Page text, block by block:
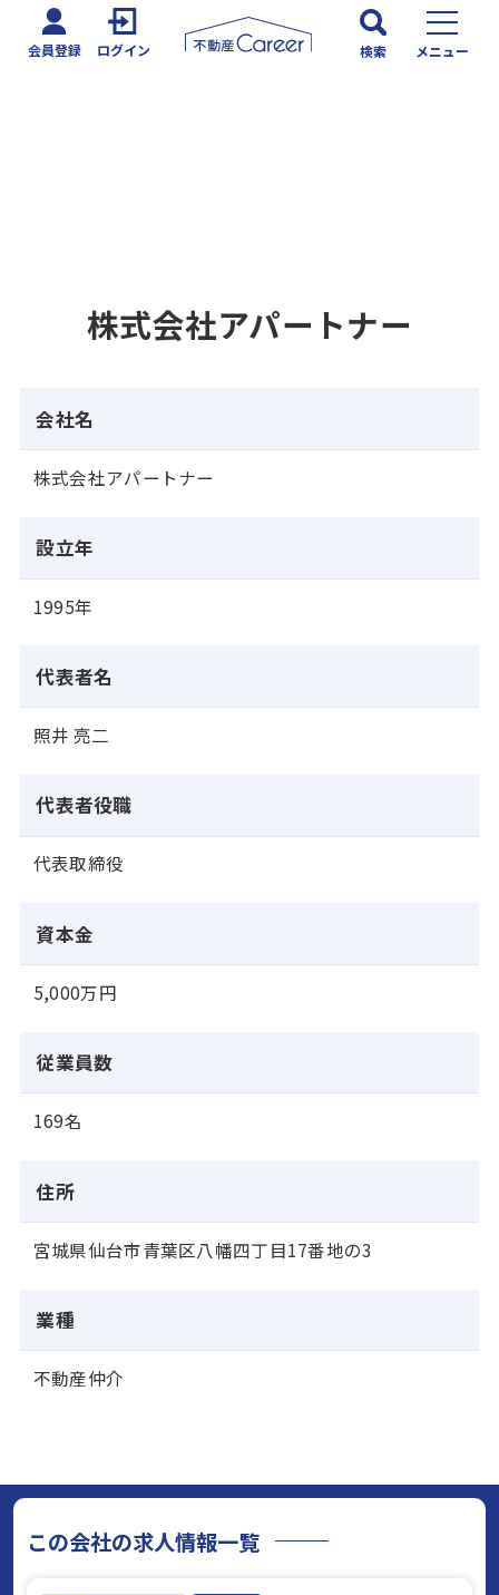
会員登録 ログイン 検索 メニュー
株式会社アパートナー
会社名
株式会社アパートナー
設立年
1995年
代表者名
照井 亮二
代表者役職
代表取締役
資本金
5,000万円
従業員数
169名
住所
宮城県仙台市青葉区八幡四丁目17番地の3
業種
不動産仲介
この会社の求人情報一覧